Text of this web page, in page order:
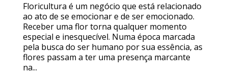
Floricultura é um negócio que está relacionado
ao ato de se emocionar e de ser emocionado.
Receber uma flor torna qualquer momento
especial e inesquecível. Numa época marcada
pela busca do ser humano por sua essência, as
flores passam a ter uma presença marcante
na...